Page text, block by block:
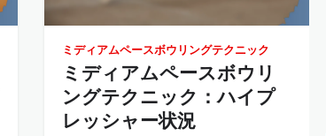
ミディアムペースボウリングテクニック
ミディアムペースボウリ
ングテクニック：ハイプ
レッシャー状況